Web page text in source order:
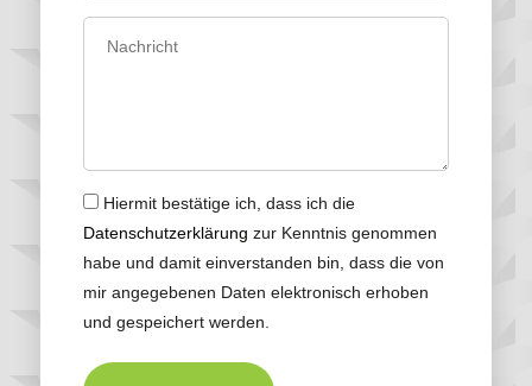
Hiermit bestätige ich, dass ich die
Datenschutzerklärung zur Kenntnis genommen
habe und damit einverstanden bin, dass die von
mir angegebenen Daten elektronisch erhoben
und gespeichert werden.